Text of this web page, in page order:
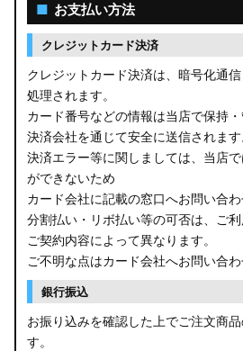
■ お支払い方法
クレジットカード決済
クレジットカード決済は、暗号化通
処理されます。
カード番号などの情報は当店で保持・
決済会社を通じて安全に送信されます
決済エラー等に関しましては、当店
ができないため
カード会社に記載の窓口へお問い合わ
分割払い・リボ払い等の可否は、ご
ご契約内容によって異なります。
ご不明な点はカード会社へお問い合わ
銀行振込
お振り込みを確認した上でご注文商
す。